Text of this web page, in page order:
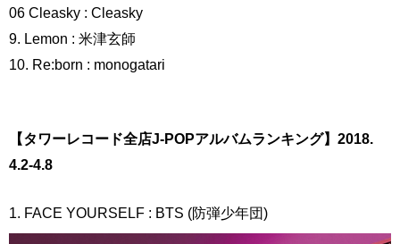
06 Cleasky : Cleasky
9. Lemon : 米津玄師
10. Re:born : monogatari
【タワーレコード全店J-POPアルバムランキング】2018.
4.2-4.8
1. FACE YOURSELF : BTS (防弾少年団)